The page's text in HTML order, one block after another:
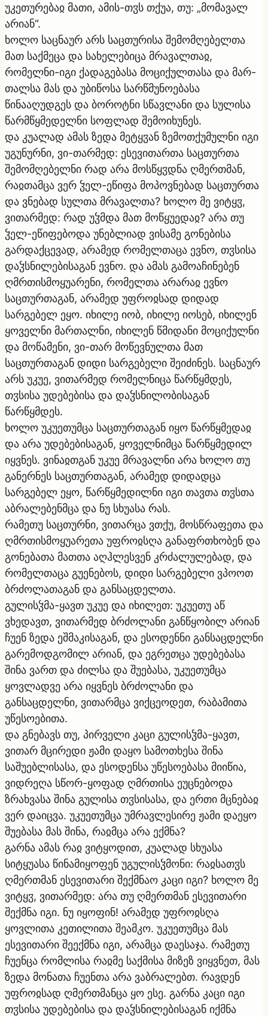
უკეთურებაჲ მათი, ამის-თჳს თქუა, თუ: „მომავალ
არიან“.
ხოლო საცნაურ არს საცთურისა შემომღებელთა
მათ საქმეცა და სახელებიცა მრავალთაჲ,
რომელნი-იგი ქადაგებასა მოციქულთასა და მარ-
თალსა მას და უბიწოსა სარწმუნოებასა
წინააღუდგეს და ბოროტნი სწავლანი და სულისა
წარმწყმედელნი სოფლად შემოიხუნეს.
და კუალად ამას ზედა მეტყჳან ზემოთქუმულნი იგი
უგუნურნი, ვი-თარმედ: ესევითართა საცთურთა
შემომღებელნი რად არა მოსწყჳდნა ღმერთმან,
რაჲთამცა ვერ ჴელ-ეწიფა მოპოვნებად საცთურთა
და ვნებად სულთა მრავალთა? ხოლო მე ვიტყჳ,
ვითარმედ: რად უჴმდა მათ მოწყუედაჲ? არა თუ
ჴელ-ეწიფებოდა უნებლიად ვისამე გონებისა
გარდაქცევად, არამედ რომელთაცა ევნო, თჳსისა
დაჴსნილებისაგან ევნო. და ამას გამოაჩინებენ
ღმრთისმოყუარენი, რომელთა არარაჲ ევნო
საცთურთაგან, არამედ უფროჲსად დიდად
სარგებელ ეყო. იხილე იობ, იხილე იოსებ, იხილენ
ყოველნი მართალნი, იხილენ წმიდანი მოციქულნი
და მოწამენი, ვი-თარ მოწევნულთა მათ
საცთურთაგან დიდი სარგებელი შეიძინეს. საცნაურ
არს უკუე, ვითარმედ რომელნიცა წარწყმდეს,
თჳსისა უდებებისა და დაჴსნილობისაგან
წარწყმდეს.
ხოლო უკუეთუმცა საცთურთაგან იყო წარწყმედაჲ
და არა უდებებისაგან, ყოველნიმცა წარწყმედილ
იყვნეს. ვინაჲთგან უკუე მრავალნი არა ხოლო თუ
განერნეს საცთურთაგან, არამედ დიდადცა
სარგებელ ეყო, წარწყმედილნი იგი თავთა თჳსთა
აბრალებენმცა და ნუ სხუასა რას.
რამეთუ საცთურნი, ვითარცა ვთქუ, მოსწრაფეთა და
ღმრთისმოყუარეთა უფროჲსღა განაფრთხობენ და
გონებათა მათთა აღჰლესვენ კრძალულებად, და
რომელთაცა გუენებოს, დიდი სარგებელი ვპოოთ
ბრძოლათაგან და განსაცდელთა.
გულისჴმა-ყავთ უკუე და იხილეთ: უკუეთუ აწ
ვხედავთ, ვითარმედ ბრძოლანი განწყობილ არიან
ჩუენ ზედა ეშმაკისაგან, და ესოდენნი განსაცდელნი
გარემოდგომილ არიან, და ეგრეთცა უდებებასა
შინა ვართ და ძილსა და შუებასა, უკუეთუმცა
ყოვლადვე არა იყვნეს ბრძოლანი და
განსაცდელნი, ვითარმცა ვიქცეოდეთ, რაბამითა
უწესოებითა.
და გნებავს თუ, პირველი კაცი გულისჴმა-ყავთ,
ვითარ მცირედი ჟამი დაყო სამოთხესა შინა
საშუებლისასა, და ესოდენსა უწესოებასა მიიწია,
ვიდრეღა სწორ-ყოფად ღმრთისა ეუცნებოდა
ზრახვასა შინა გულისა თჳსისასა, და ერთი მცნებაჲ
ვერ დაიცვა. უკუეთუმცა უმრავლესირე ჟამი დაეყო
შუებასა მას შინა, რაჲმცა არა ექმნა?
გარნა ამას რაჲ ვიტყოდით, კუალად სხუასა
სიტყუასა წინამიყოფენ უგულისჴმონი: რაჲსათჳს
ღმერთმან ესევითარი შექმნაო კაცი იგი? ხოლო მე
ვიტყჳ, ვითარმედ: არა თუ ღმერთმან ესევითარი
შექმნა იგი. ნუ იყოფინ! არამედ უფროჲსღა
ყოვლითა კეთილითა შეამკო. უკუეთუმცა მას
ესევითარი შეექმნა იგი, არამცა დაესაჯა. რამეთუ
ჩუენცა რომლისა რაჲმე საქმისა მიზეზ ვიყვნეთ, მას
ზედა მონათა ჩუენთა არა ვაბრალებთ. რავდენ
უფროჲსად ღმერთმანცა ყო ესე. გარნა კაცი იგი
თჳსისა უდებებისა და დაჴსნილებისაგან იქმნა